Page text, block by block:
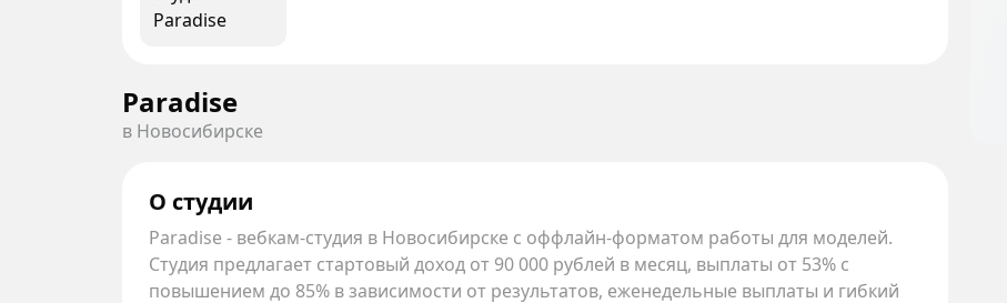
Paradise
в Новосибирске
О студии
Paradise - вебкам-студия в Новосибирске с оффлайн-форматом работы для моделей.
Студия предлагает стартовый доход от 90 000 рублей в месяц, выплаты от 53% с
повышением до 85% в зависимости от результатов, еженедельные выплаты и гибкий